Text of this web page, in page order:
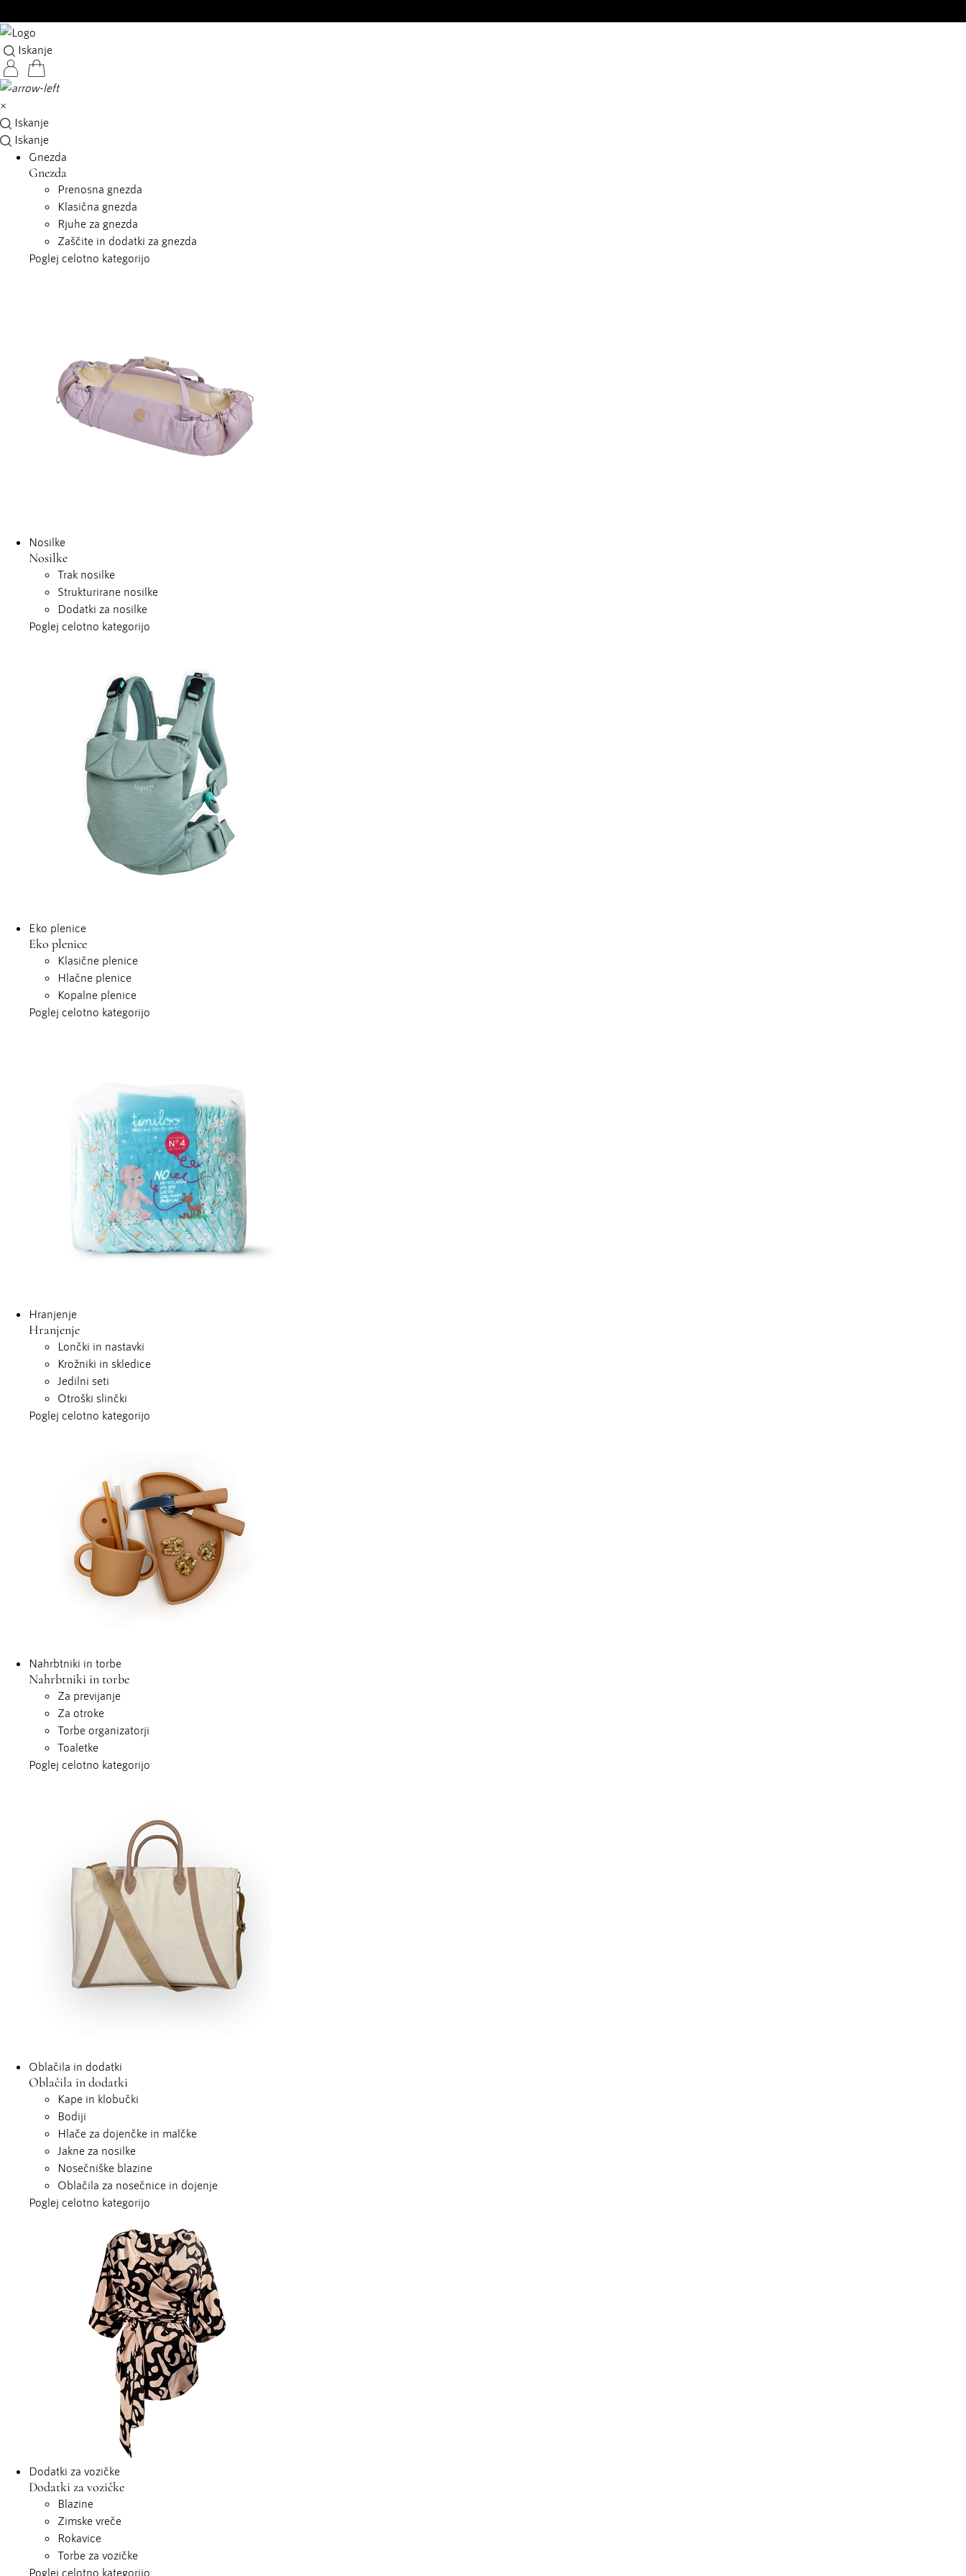
Iskanje
×
Iskanje
Iskanje
Gnezda
Gnezda
Prenosna gnezda
Klasična gnezda
Rjuhe za gnezda
Zaščite in dodatki za gnezda
Poglej celotno kategorijo
Nosilke
Nosilke
Trak nosilke
Strukturirane nosilke
Dodatki za nosilke
Poglej celotno kategorijo
Eko plenice
Eko plenice
Klasične plenice
Hlačne plenice
Kopalne plenice
Poglej celotno kategorijo
Hranjenje
Hranjenje
Lončki in nastavki
Krožniki in skledice
Jedilni seti
Otroški slinčki
Poglej celotno kategorijo
Nahrbtniki in torbe
Nahrbtniki in torbe
Za previjanje
Za otroke
Torbe organizatorji
Toaletke
Poglej celotno kategorijo
Oblačila in dodatki
Oblačila in dodatki
Kape in klobučki
Bodiji
Hlače za dojenčke in malčke
Jakne za nosilke
Nosečniške blazine
Oblačila za nosečnice in dojenje
Poglej celotno kategorijo
Dodatki za vozičke
Dodatki za vozičke
Blazine
Zimske vreče
Rokavice
Torbe za vozičke
Poglej celotno kategorijo